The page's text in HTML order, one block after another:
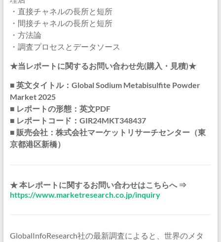
・直接チャネルの長所と短所
・間接チャネルの長所と短所
・方法論
・調査プロセスとデータソース
★当レポートに関するお問い合わせ先(購入・見積)★
■ 英文タイトル：Global Sodium Metabisulfite Powder
Market 2025
■ レポートの形態：英文PDF
■ レポートコード：GIR24MKT348437
■ 販売会社：株式会社マーケットリサーチセンター（東
京都港区新橋）
★ 本レポートに関するお問い合わせはこちらへ ⇒
https://www.marketresearch.co.jp/inquiry
GlobalInfoResearch社の最新調査によると、世界のメタ